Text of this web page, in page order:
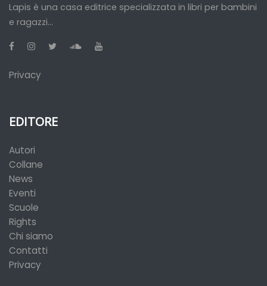
Lapis è una casa editrice specializzata in libri per bambini
e ragazzi...
Privacy
EDITORE
Autori
Collane
News
Eventi
Scuole
Rights
Chi siamo
Contatti
Privacy